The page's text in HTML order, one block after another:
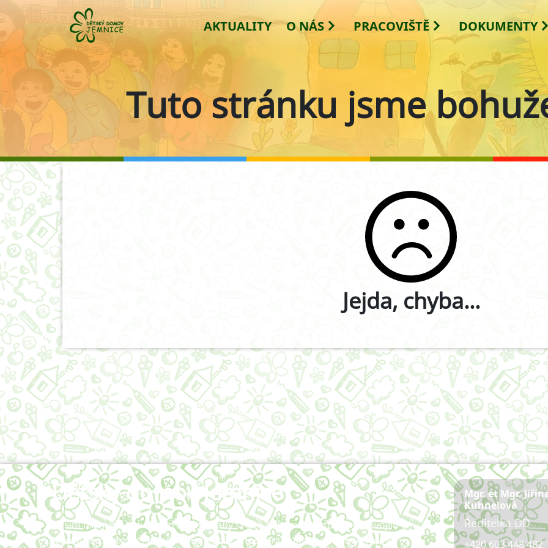
AKTUALITY O NÁS PRACOVIŠTĚ DOKUMENTY
Tuto stránku jsme
Jejda, chyba...
Dětský domov Jemnice
Naším hlavním výchovným cílem je, aby si dítě během pobytu u nás osvojilo
takové kompetence, které mu umožní samostatný a plnohodnotný život ve
Mgr. et Mgr.
Kühnelová
Ředitelka DD
+420 603 448 482